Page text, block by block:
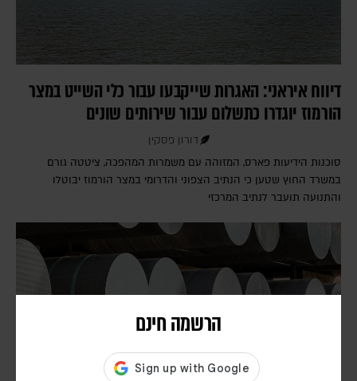
הרשמה חינם
דיווח איראני: האגרות שייקבעו עבור כלי השייט במצר
הורמוז יוגדרו כתשלום עבור שירותים שונים
דורון פסקין
סוכנות הידיעות פארס, המזוהה עם משמרות המהפכה, ציטטה גורם
במשרד החוץ שטען כי הנתיב הצפוני והדרומי במצר הורמוז יבוטלו
והתנועה תועבר לנתיב המרכזי